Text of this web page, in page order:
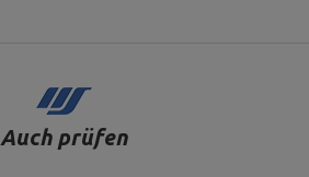
Auch prüfen